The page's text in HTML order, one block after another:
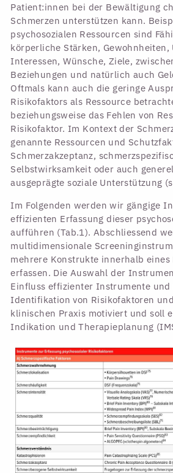
Patient:innen bei der Bewältigung
Schmerzen unterstützen kann.
psychosozialen Ressourcen sind
körperliche Stärken, Gewohnheiten,
Interessen, Wünsche, Ziele,
Beziehungen und natürlich auch
Oftmals kann auch die geringe
Risikofaktors als Ressource
beziehungsweise das Fehlen von
Risikofaktor. Im Kontext der
genannte Ressourcen und
Schmerzakzeptanz,
Selbstwirksamkeit oder auch
ausgeprägte soziale Unterstützung
Im Folgenden werden wir gängige
effizienten Erfassung dieser
aufführen (Tab.1). Abschliessend
multidimensionale
mehrere Konstrukte innerhalb eines
erfassen. Die Auswahl der
Einfluss effizienter Instrumente und
Identifikation von Risikofaktoren
klinischen Praxis motiviert und soll
Indikation und Therapieplanung